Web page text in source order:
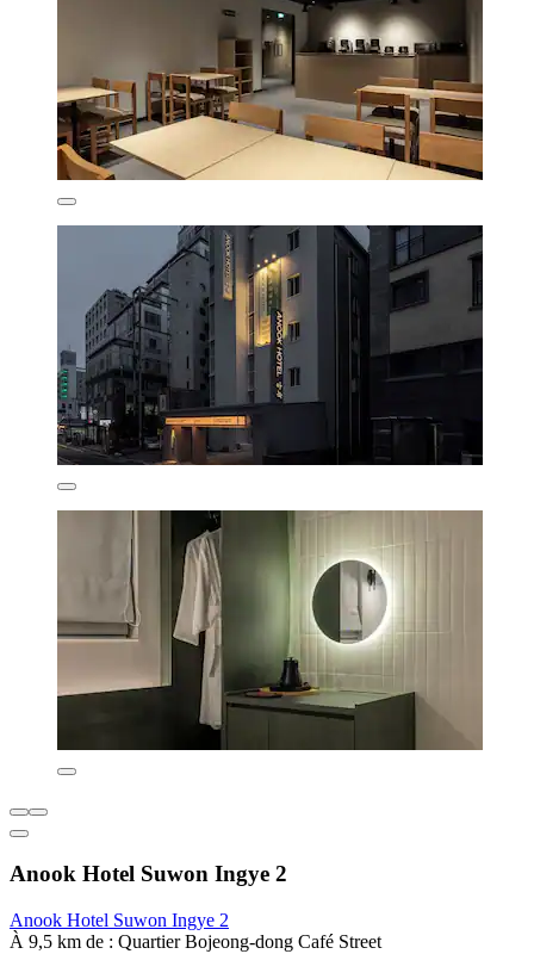
Anook Hotel Suwon Ingye 2
Anook Hotel Suwon Ingye 2
À 9,5 km de : Quartier Bojeong-dong Café Street